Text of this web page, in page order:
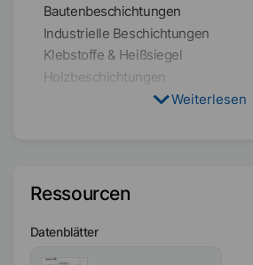
Bautenbeschichtungen
Industrielle Beschichtungen
Klebstoffe & Heißsiegel
Holzbeschichtungen
Zielformulierung
Physikalischer Zustand
Weiterlesen
Ressourcen
Datenblätter